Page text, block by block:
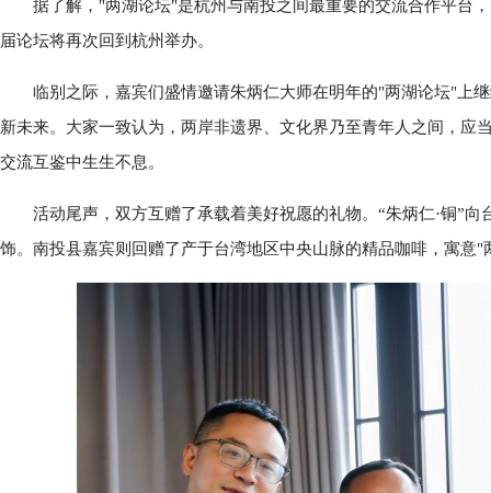
据了解，"两湖论坛"是杭州与南投之间最重要的交流合作平台，
届论坛将再次回到杭州举办。
临别之际，嘉宾们盛情邀请朱炳仁大师在明年的"两湖论坛"上继
新未来。大家一致认为，两岸非遗界、文化界乃至青年人之间，应
交流互鉴中生生不息。
活动尾声，双方互赠了承载着美好祝愿的礼物。“朱炳仁·铜”向
饰。南投县嘉宾则回赠了产于台湾地区中央山脉的精品咖啡，寓意"